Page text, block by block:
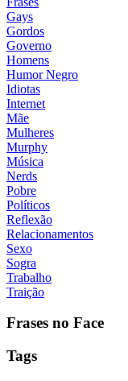
Gays
Gordos
Governo
Homens
Humor Negro
Idiotas
Internet
Mãe
Mulheres
Murphy
Música
Nerds
Pobre
Políticos
Reflexão
Relacionamentos
Sexo
Sogra
Trabalho
Traição
Frases no Face
Tags